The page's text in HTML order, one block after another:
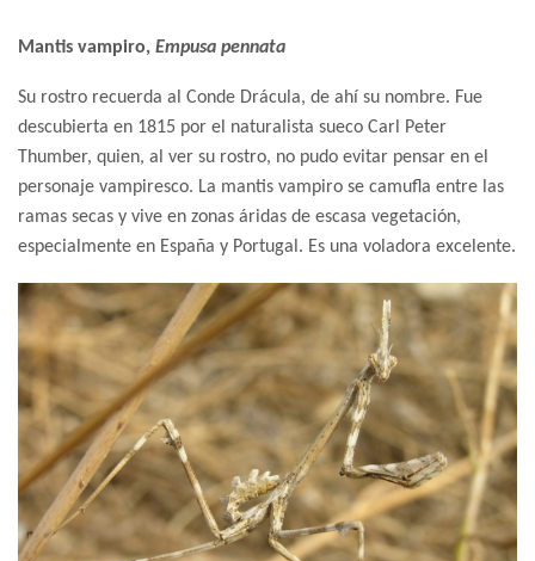
Mantis vampiro, Empusa pennata
Su rostro recuerda al Conde Drácula, de ahí su nombre. Fue
descubierta en 1815 por el naturalista sueco Carl Peter
Thumber, quien, al ver su rostro, no pudo evitar pensar en el
personaje vampiresco. La mantis vampiro se camufla entre las
ramas secas y vive en zonas áridas de escasa vegetación,
especialmente en España y Portugal. Es una voladora excelente.